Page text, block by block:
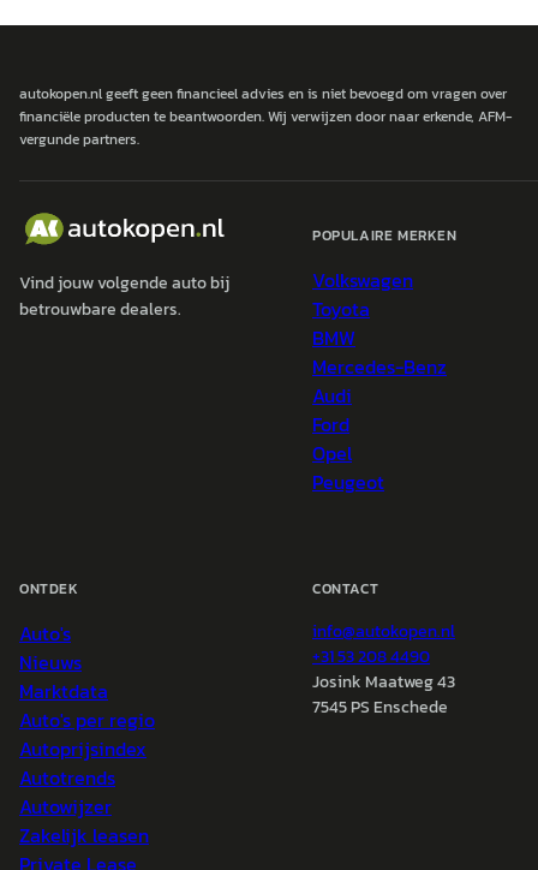
autokopen.nl geeft geen financieel advies en is niet bevoegd om vragen over
financiële producten te beantwoorden. Wij verwijzen door naar erkende, AFM-
vergunde partners.
Vind jouw volgende auto bij
betrouwbare dealers.
POPULAIRE MERKEN
Volkswagen
Toyota
BMW
Mercedes-Benz
Audi
Ford
Opel
Peugeot
ONTDEK
Auto's
Nieuws
Marktdata
Auto's per regio
Autoprijsindex
Autotrends
Autowijzer
Zakelijk leasen
Private Lease
CONTACT
info@autokopen.nl
+31 53 208 4490
Josink Maatweg 43
7545 PS Enschede